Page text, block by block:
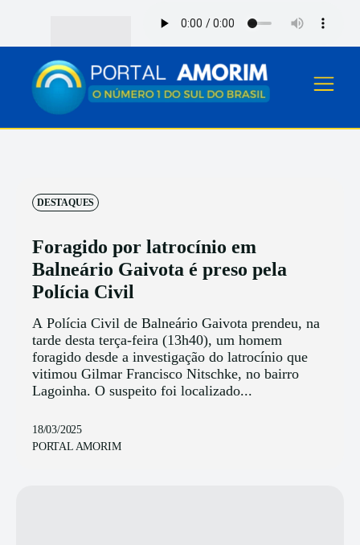
DESTAQUES
Foragido por latrocínio em
Balneário Gaivota é preso pela
Polícia Civil
A Polícia Civil de Balneário Gaivota prendeu, na
tarde desta terça-feira (13h40), um homem
foragido desde a investigação do latrocínio que
vitimou Gilmar Francisco Nitschke, no bairro
Lagoinha. O suspeito foi localizado...
18/03/2025
PORTAL AMORIM